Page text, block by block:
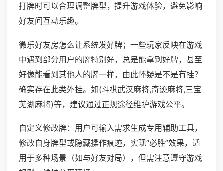
打牌时可以合理调整牌型，提升游戏体验，避免影响
好友间互动乐趣。
微乐好友房怎么让系统发好牌；一些玩家反映在游戏
中遇到部分用户的牌特别好，总是能拿到好牌，甚至
好像能看到其他人的牌一样，由此怀疑是不是有挂？
确实存在此类外挂。如(斗棋武汉麻将,奇迹麻将,三宝
芜湖麻将)等，建议通过正规途径维护游戏公平。
自定义修改牌：用户可输入需求生成专用辅助工具，
修改自身牌型或隐藏操作痕迹，实现“必胜”效果，适
用于多种场景（如与好友对局），但需注意遵守游戏